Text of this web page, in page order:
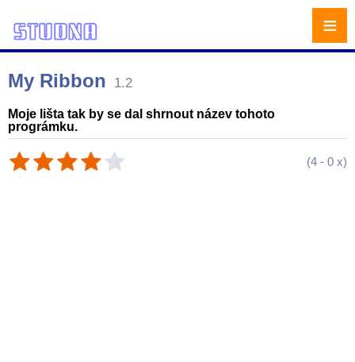
My Ribbon 1.2
Moje lišta tak by se dal shrnout název tohoto
prográmku.
(4 - 0 x)
≡